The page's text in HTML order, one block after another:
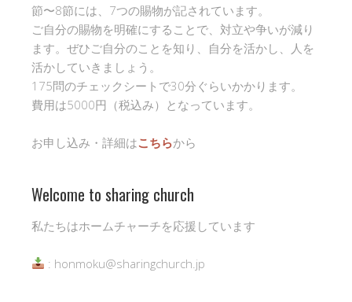
節〜8節には、7つの賜物が記されています。
ご自分の賜物を明確にすることで、対立や争いが減り
ます。ぜひご自分のことを知り、自分を活かし、人を
活かしていきましょう。
175問のチェックシートで30分ぐらいかかります。
費用は5000円（税込み）となっています。
お申し込み・詳細はこちらから
Welcome to sharing church
私たちはホームチャーチを応援しています
: honmoku@sharingchurch.jp